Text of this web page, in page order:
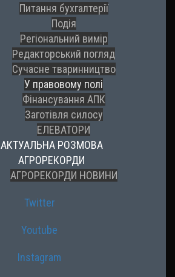
Питання бухгалтерії
Подія
Регіональний вимір
Редакторський погляд
Сучасне тваринництво
У правовому полі
Фінансування АПК
Заготівля силосу
ЕЛЕВАТОРИ
АКТУАЛЬНА РОЗМОВА
АГРОРЕКОРДИ
АГРОРЕКОРДИ НОВИНИ
Twitter
Youtube
Instagram